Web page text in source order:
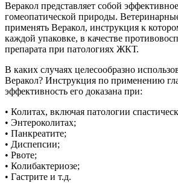
Веракол представляет собой
гомеопатической природы.
применять Веракол, инструкция к
каждой упаковке, в качестве
препарата при патологиях ЖКТ.
В каких случаях целесообразно
Веракол? Инструкция по применению
эффективность его доказана при:
• Колитах, включая патологии
• Энтероколитах;
• Панкреатите;
• Диспепсии;
• Рвоте;
• Колибактериозе;
• Гастрите и т.д.